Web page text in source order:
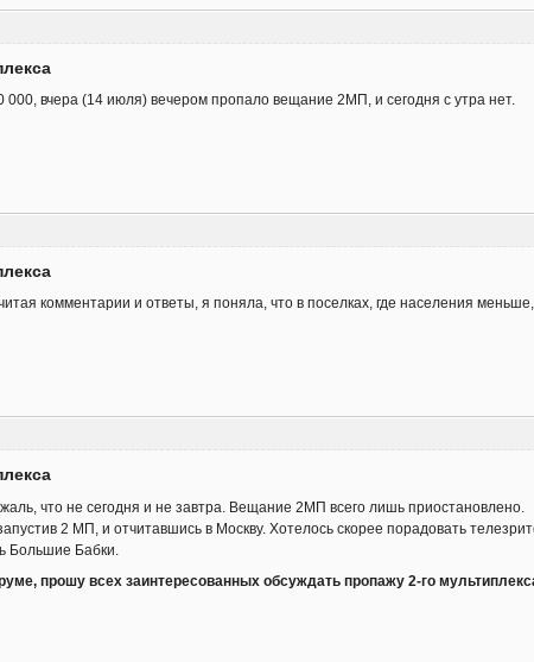
000, вчера (14 июля) вечером пропало вещание 2МП, и сегодня с утра нет.
комментарии и ответы, я поняла, что в поселках, где населения
что не сегодня и не завтра. Вещание 2МП всего лишь приостановлено.
2 МП, и отчитавшись в Москву. Хотелось скорее порадовать
Большие Бабки.
прошу всех заинтересованных обсуждать пропажу 2-го